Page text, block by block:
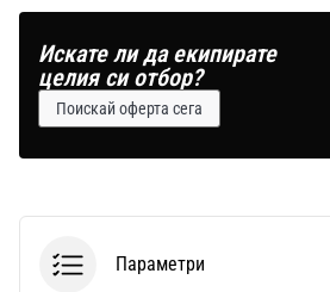
Искате ли да екипирате
целия си отбор?
Поискай оферта сега
Параметри